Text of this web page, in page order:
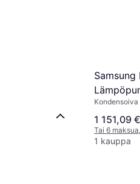
Samsung
1 151,09 €
Tai 6
1 kauppa